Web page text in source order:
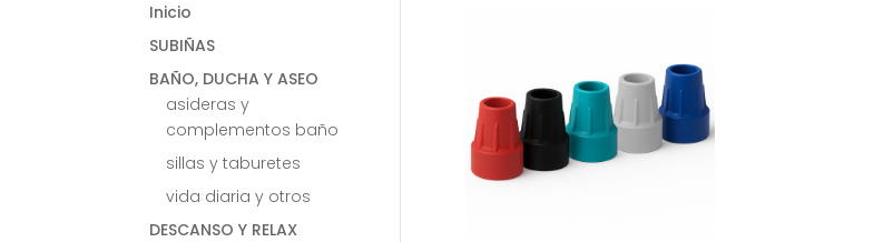
Inicio
SUBIÑAS
BAÑO, DUCHA Y ASEO
asideras y
complementos baño
sillas y taburetes
vida diaria y otros
DESCANSO Y RELAX